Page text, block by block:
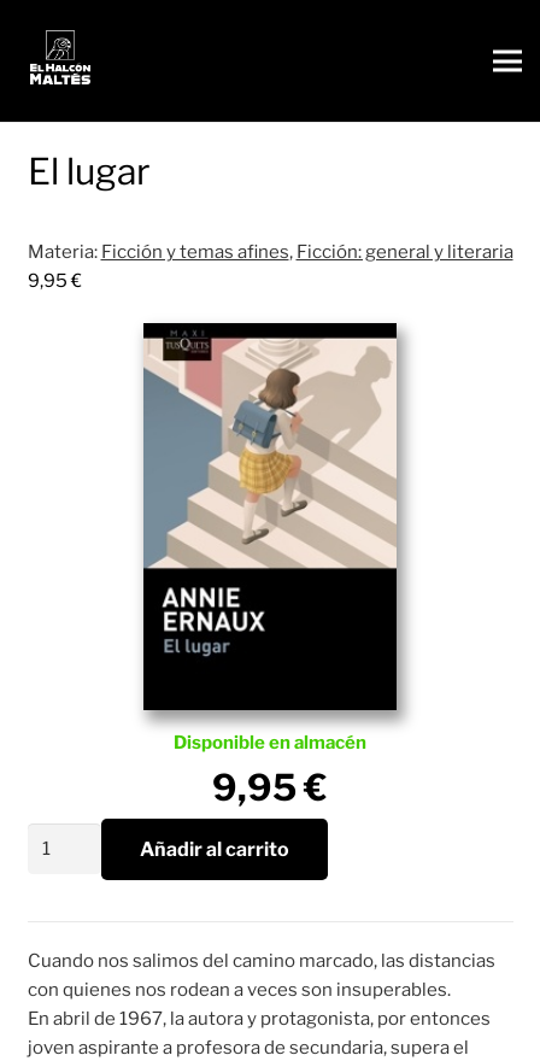
El lugar
Materia: Ficción y temas afines, Ficción: general y literaria
9,95€
Disponible en almacén
9,95€
Añadir al carrito
Cuando nos salimos del camino marcado, las distancias
con quienes nos rodean a veces son insuperables.
En abril de 1967, la autora y protagonista, por entonces
joven aspirante a profesora de secundaria, supera el